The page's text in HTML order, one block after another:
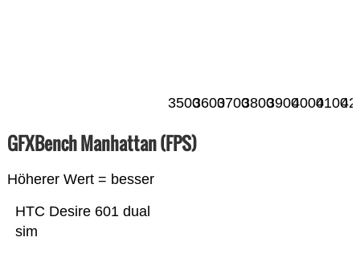
3500360037003800390040004100
GFXBench Manhattan (FPS)
Höherer Wert = besser
HTC Desire 601 dual
sim